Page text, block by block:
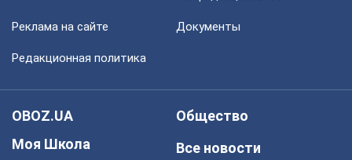
Реклама на сайте Документы
Редакционная политика
OBOZ.UA
Моя Школа
Общество
Все новости